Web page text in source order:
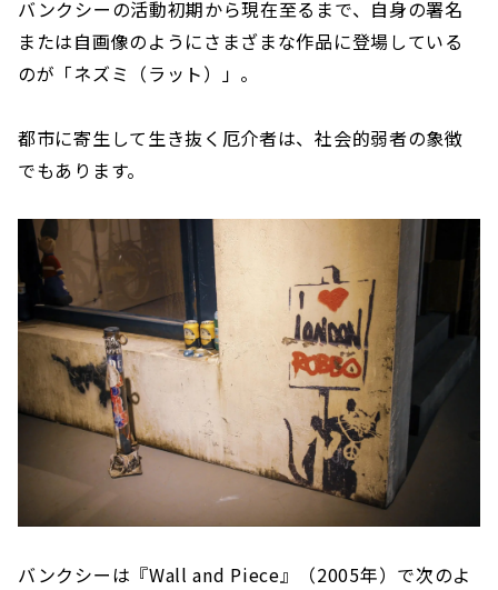
バンクシーの活動初期から現在至るまで、自身の署名
または自画像のようにさまざまな作品に登場している
のが「ネズミ（ラット）」。
都市に寄生して生き抜く厄介者は、社会的弱者の象徴
でもあります。
バンクシーは『Wall and Piece』（2005年）で次のよ